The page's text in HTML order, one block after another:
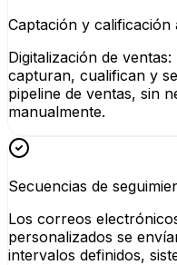
Captación y calificación
Digitalización de
capturan, cualifican y
pipeline de ventas, sin
manualmente.
Secuencias de
Los correos
personalizados se
intervalos definidos,